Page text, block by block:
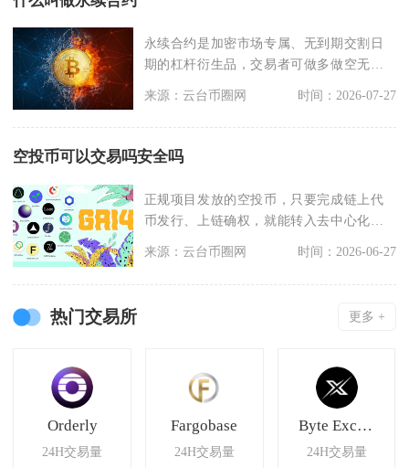
永续合约是加密市场专属、无到期交割日
期的杠杆衍生品，交易者可做多做空无限
来源：云台币圈网 时间：2026-07-27
空投币可以交易吗安全吗
正规项目发放的空投币，只要完成链上代
币发行、上链确权，就能转入去中心化钱
包或部分合规性较弱
来源：云台币圈网 时间：2026-06-27
热门交易所 更多 +
Orderly
24H交易量
Fargobase
24H交易量
Byte Exchange
24H交易量